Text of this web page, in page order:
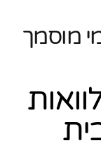
מוסמך